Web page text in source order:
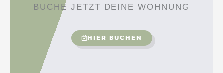
BUCHE JETZT DEINE WOHNUNG
HIER BUCHEN